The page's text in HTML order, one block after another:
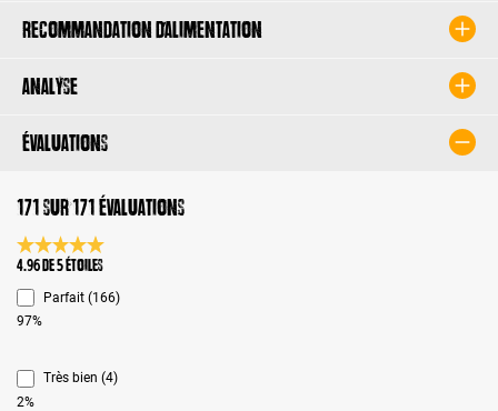
Recommandation d’alimentation
Analyse
Évaluations
171 sur 171 évaluations
Note moyenne de 4.9 sur 5 étoiles
4.96 de 5 Étoiles
Parfait (166)
97%
Très bien (4)
2%